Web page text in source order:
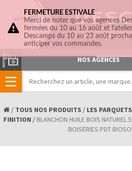
NOS AGENCES
/ TOUS NOS PRODUITS / LES
FINITION / BLANCHON HUILE BOIS NATUREL
BOISERIES PDT
FERMETURE ESTIVALE
Merci de noter que vos agences
fermées du 10 au 16 août et
Descamps du 10 au 23 août
anticiper vos commandes.